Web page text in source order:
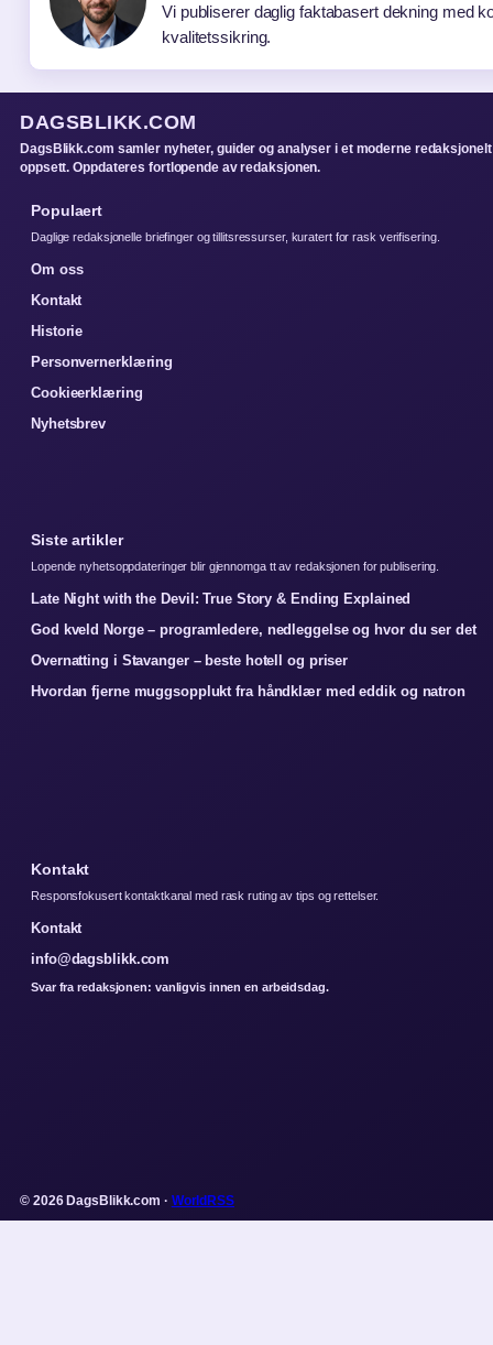
Vi publiserer daglig faktabasert dekning med
kvalitetssikring.
DAGSBLIKK.COM
DagsBlikk.com samler nyheter, guider og analyser i et moderne redaksjonelt
oppsett. Oppdateres fortlopende av redaksjonen.
Populaert
Daglige redaksjonelle briefinger og tillitsressurser, kuratert for rask verifisering.
Om oss
Kontakt
Historie
Personvernerklæring
Cookieerklæring
Nyhetsbrev
Siste artikler
Lopende nyhetsoppdateringer blir gjennomga tt av redaksjonen for publisering.
Late Night with the Devil: True Story & Ending Explained
God kveld Norge – programledere, nedleggelse og hvor du ser det
Overnatting i Stavanger – beste hotell og priser
Hvordan fjerne muggsopplukt fra håndklær med eddik og natron
Kontakt
Responsfokusert kontaktkanal med rask ruting av tips og rettelser.
Kontakt
info@dagsblikk.com
Svar fra redaksjonen: vanligvis innen en arbeidsdag.
© 2026 DagsBlikk.com · WorldRSS